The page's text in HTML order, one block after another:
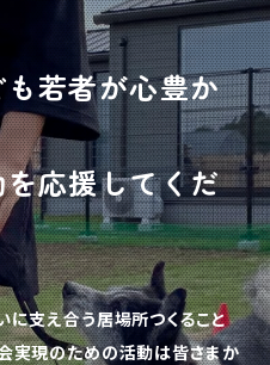
若者が心豊か
応援してくだ
に支え合う居場所つくること
実現のための活動は皆さまか